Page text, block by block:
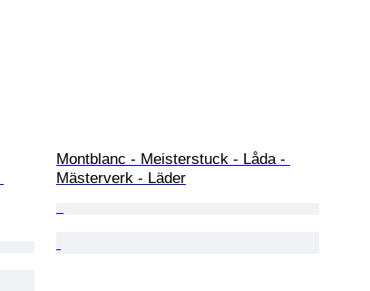
Montblanc - Meisterstuck - Låda -
Mästerverk - Läder